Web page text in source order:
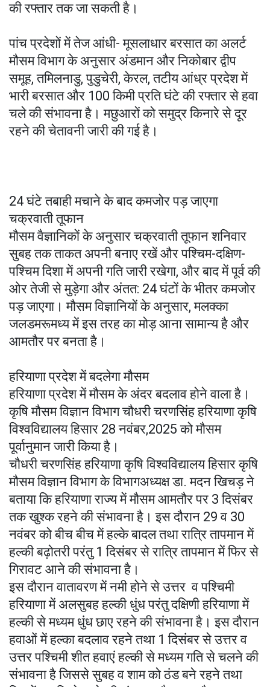
की रफ्तार तक जा सकती है।
पांच प्रदेशों में तेज आंधी- मूसलाधार बरसात का अलर्ट
मौसम विभाग के अनुसार अंडमान और निकोबार द्वीप
समूह, तमिलनाडु, पुडुचेरी, केरल, तटीय आंध्र प्रदेश में
भारी बरसात और 100 किमी प्रति घंटे की रफ्तार से हवा
चले की संभावना है। मछुआरों को समुद्र किनारे से दूर
रहने की चेतावनी जारी की गई है।
24 घंटे तबाही मचाने के बाद कमजोर पड़ जाएगा
चक्रवाती तूफान
मौसम वैज्ञानिकों के अनुसार चक्रवाती तूफान शनिवार
सुबह तक ताकत अपनी बनाए रखें और पश्चिम-दक्षिण-
पश्चिम दिशा में अपनी गति जारी रखेगा, और बाद में पूर्व की
ओर तेजी से मुड़ेगा और अंतत: 24 घंटों के भीतर कमजोर
पड़ जाएगा। मौसम विज्ञानियों के अनुसार, मलक्का
जलडमरूमध्य में इस तरह का मोड़ आना सामान्य है और
आमतौर पर बनता है।
हरियाणा प्रदेश में बदलेगा मौसम
हरियाणा प्रदेश में मौसम के अंदर बदलाव होने वाला है।
कृषि मौसम विज्ञान विभाग चौधरी चरणसिंह हरियाणा कृषि
विश्वविद्यालय हिसार 28 नवंबर,2025 को मौसम
पूर्वानुमान जारी किया है।
चौधरी चरणसिंह हरियाणा कृषि विश्वविद्यालय हिसार कृषि
मौसम विज्ञान विभाग के विभागअध्यक्ष डा. मदन खिचड़ ने
बताया कि हरियाणा राज्य में मौसम आमतौर पर 3 दिसंबर
तक खुश्क रहने की संभावना है। इस दौरान 29 व 30
नवंबर को बीच बीच में हल्के बादल तथा रात्रि तापमान में
हल्की बढ़ोतरी परंतु 1 दिसंबर से रात्रि तापमान में फिर से
गिरावट आने की संभावना है।
इस दौरान वातावरण में नमी होने से उत्तर व पश्चिमी
हरियाणा में अलसुबह हल्की धुंध परंतु दक्षिणी हरियाणा में
हल्की से मध्यम धुंध छाए रहने की संभावना है। इस दौरान
हवाओं में हल्का बदलाव रहने तथा 1 दिसंबर से उत्तर व
उत्तर पश्चिमी शीत हवाएं हल्की से मध्यम गति से चलने की
संभावना है जिससे सुबह व शाम को ठंड बने रहने तथा